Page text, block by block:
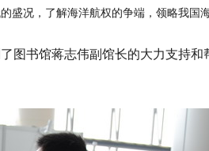
盛况，了解海洋航权的争端，领略我国
图书馆蒋志伟副馆长的大力支持和